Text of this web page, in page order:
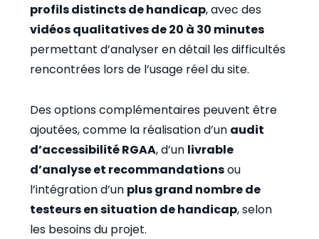
profils distincts de handicap, avec des
vidéos qualitatives de 20 à 30 minutes
permettant d’analyser en détail les difficultés
rencontrées lors de l’usage réel du site.
Des options complémentaires peuvent être
ajoutées, comme la réalisation d’un audit
d’accessibilité RGAA, d’un livrable
d’analyse et recommandationsou
l’intégration d’un plus grand nombre de
testeurs en situation de handicap, selon
les besoins du projet.